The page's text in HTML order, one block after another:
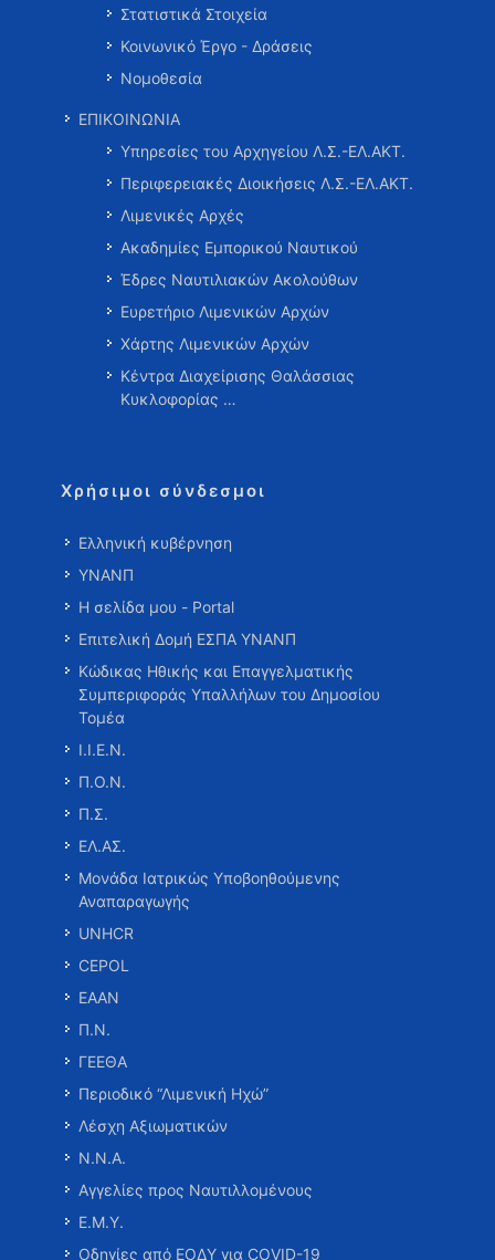
Στατιστικά Στοιχεία
Κοινωνικό Έργο - Δράσεις
Νομοθεσία
ΕΠΙΚΟΙΝΩΝΙΑ
Υπηρεσίες του Αρχηγείου Λ.Σ.-ΕΛ.ΑΚΤ.
Περιφερειακές Διοικήσεις Λ.Σ.-ΕΛ.ΑΚΤ.
Λιμενικές Αρχές
Ακαδημίες Εμπορικού Ναυτικού
Έδρες Ναυτιλιακών Ακολούθων
Ευρετήριο Λιμενικών Αρχών
Χάρτης Λιμενικών Αρχών
Κέντρα Διαχείρισης Θαλάσσιας
Κυκλοφορίας …
Χρήσιμοι σύνδεσμοι
Ελληνική κυβέρνηση
ΥΝΑΝΠ
Η σελίδα μου - Portal
Επιτελική Δομή ΕΣΠΑ ΥΝΑΝΠ
Κώδικας Ηθικής και Επαγγελματικής
Συμπεριφοράς Υπαλλήλων του Δημοσίου
Τομέα
Ι.Ι.Ε.Ν.
Π.Ο.Ν.
Π.Σ.
ΕΛ.ΑΣ.
Μονάδα Ιατρικώς Υποβοηθούμενης
Αναπαραγωγής
UNHCR
CEPOL
ΕΑΑΝ
Π.Ν.
ΓΕΕΘΑ
Περιοδικό “Λιμενική Ηχώ”
Λέσχη Αξιωματικών
Ν.Ν.Α.
Αγγελίες προς Ναυτιλλομένους
Ε.Μ.Υ.
Οδηγίες από ΕΟΔΥ για COVID-19